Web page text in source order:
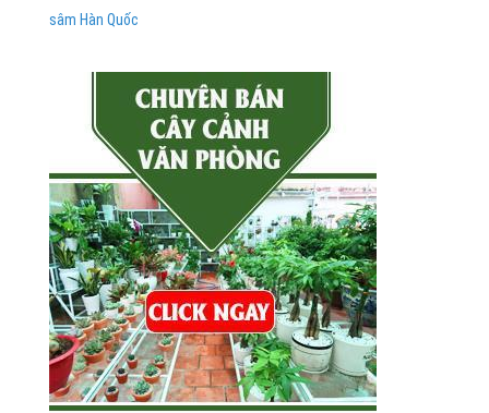
sâm Hàn Quốc